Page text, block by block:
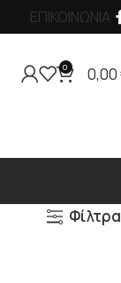
ΕΠΙΚΟΙΝΩΝΙΑ
0 0,00
Φίλτρα